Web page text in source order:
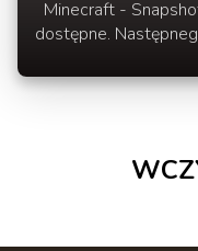
dostępne.
Dodano jedno nowe